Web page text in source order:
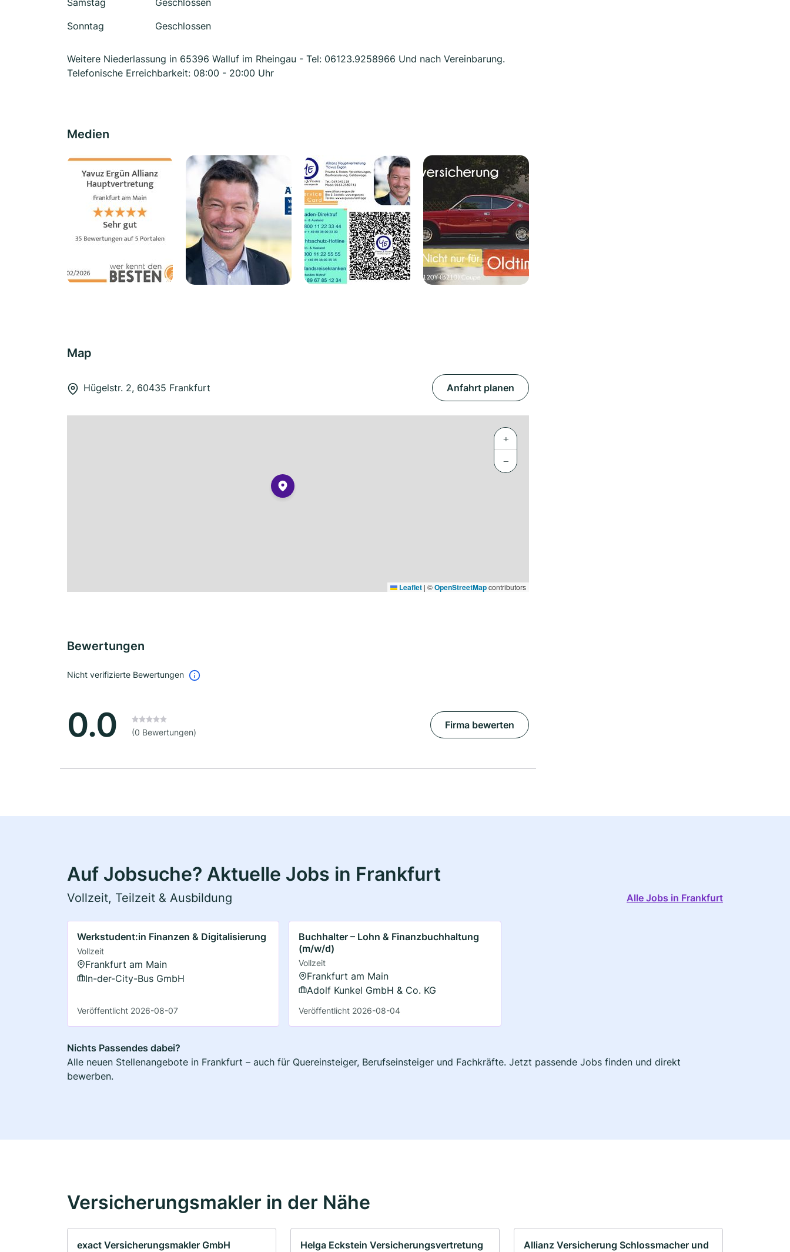
Samstag
Geschlossen
Sonntag
Geschlossen
Weitere Niederlassung in 65396 Walluf im Rheingau - Tel: 06123.9258966 Und nach Vereinbarung.
Telefonische Erreichbarkeit: 08:00 - 20:00 Uhr
Medien
Map
Hügelstr. 2, 60435 Frankfurt Anfahrt planen
+
−
Leaflet | ©OpenStreetMapcontributors
Bewertungen
Nicht verifizierte Bewertungen
0.0 (0 Bewertungen)
Firma bewerten
Auf Jobsuche? Aktuelle Jobs in Frankfurt
Vollzeit, Teilzeit & Ausbildung Alle Jobs in Frankfurt
Werkstudent:in Finanzen & Digitalisierung
Vollzeit
Frankfurt am Main
In-der-City-Bus GmbH
Veröffentlicht 2026-08-07
Buchhalter – Lohn & Finanzbuchhaltung
(m/w/d)
Vollzeit
Frankfurt am Main
Adolf Kunkel GmbH & Co. KG
Veröffentlicht 2026-08-04
Nichts Passendes dabei?
Alle neuen Stellenangebote in Frankfurt – auch für Quereinsteiger, Berufseinsteiger und Fachkräfte. Jetzt passende Jobs finden und direkt
bewerben.
Versicherungsmakler in der Nähe
exact Versicherungsmakler GmbH Helga Eckstein Versicherungsvertretung Allianz Versicherung Schlossmacher und